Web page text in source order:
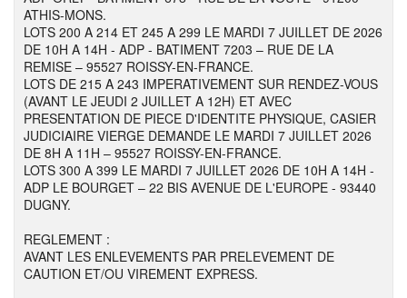
ATHIS-MONS.
LOTS 200 A 214 ET 245 A 299 LE MARDI 7 JUILLET DE 2026
DE 10H A 14H - ADP - BATIMENT 7203 – RUE DE LA
REMISE – 95527 ROISSY-EN-FRANCE.
LOTS DE 215 A 243 IMPERATIVEMENT SUR RENDEZ-VOUS
(AVANT LE JEUDI 2 JUILLET A 12H) ET AVEC
PRESENTATION DE PIECE D'IDENTITE PHYSIQUE, CASIER
JUDICIAIRE VIERGE DEMANDE LE MARDI 7 JUILLET 2026
DE 8H A 11H – 95527 ROISSY-EN-FRANCE.
LOTS 300 A 399 LE MARDI 7 JUILLET 2026 DE 10H A 14H -
ADP LE BOURGET – 22 BIS AVENUE DE L'EUROPE - 93440
DUGNY.
REGLEMENT :
AVANT LES ENLEVEMENTS PAR PRELEVEMENT DE
CAUTION ET/OU VIREMENT EXPRESS.